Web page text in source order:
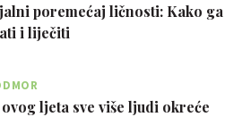
poremećaj ličnosti: Kako ga
i liječiti
ovog ljeta sve više ljudi okreće